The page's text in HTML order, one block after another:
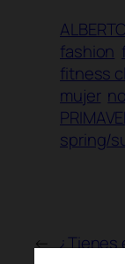
fashion
fitness
mujer
spring/
← ¿Tienes